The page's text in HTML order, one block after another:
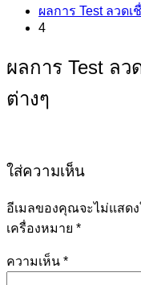
ผลการ Test ลวดเ
4
ผลการ Test ลว
ต่างๆ
ใส่ความเห็น
อีเมลของคุณจะไม่แสด
เครื่องหมาย *
ความเห็น *